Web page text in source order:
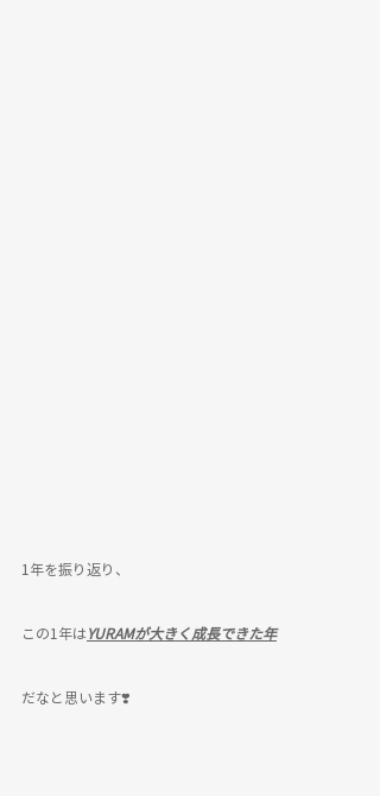
1年を振り返り、
この1年は YURAMが大きく成長できた年
だなと思います❣️